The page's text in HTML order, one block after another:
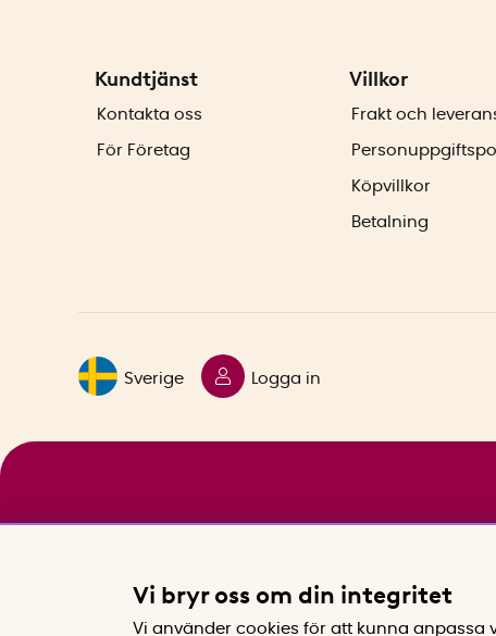
Kundtjänst
Kontakta oss
För Företag
Villkor
Frakt och
Köpvillkor
Betalning
Sverige Logga in
Vi bryr oss om din integritet
Vi använder cookies för att kunna anpassa